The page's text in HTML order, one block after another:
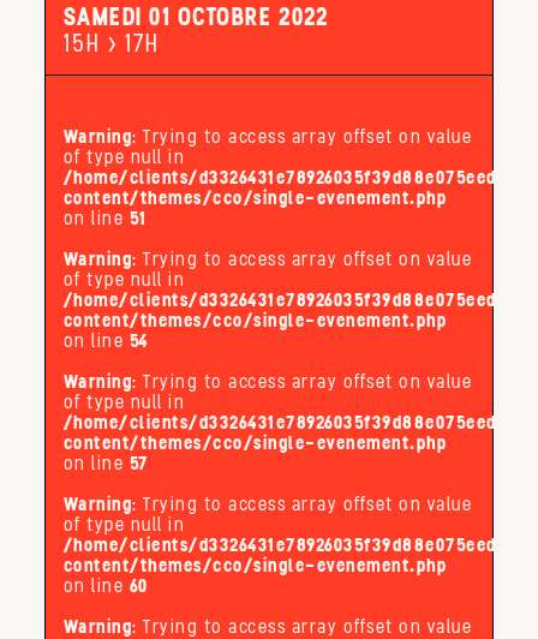
SAMEDI 01 OCTOBRE 2022
15H > 17H
Warning: Trying to access array offset on value
of type null in
/home/clients/
content/themes/cco/single-evenement.php
on line 51
Warning: Trying to access array offset on value
of type null in
/home/clients/
content/themes/cco/single-evenement.php
on line 54
Warning: Trying to access array offset on value
of type null in
/home/clients/
content/themes/cco/single-evenement.php
on line 57
Warning: Trying to access array offset on value
of type null in
/home/clients/
content/themes/cco/single-evenement.php
on line 60
Warning: Trying to access array offset on value